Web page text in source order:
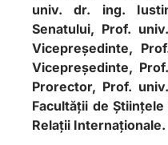
univ. dr. ing.
Senatului, Prof.
Vicepreședinte,
Vicepreședinte,
Prorector, Prof.
Facultății de
Relații Internaționale.